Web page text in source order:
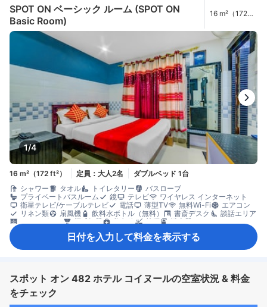
SPOT ON ベーシック ルーム (SPOT ON
Basic Room)
16 m²（172
1/4
16 m²（172 ft²） 定員：大人2名
ダブルベッド 1台
シャワー
タオル トイレタリー
バスローブ
プライベートバスルーム
鏡 テレビ
ワイヤレス インターネット
衛星テレビ/ケーブルテレビ
電話 薄型TV 無料Wi-Fi
エアコン
リネン類
扇風機 飲料水ボトル（無料） 書斎デスク
談話エリア
クローゼット
煙感知器 救急箱 禁煙 消火器
日付を入力して料金を表示する
スポット オン 482 ホテル コイヌールの空室状況 & 料金
をチェック